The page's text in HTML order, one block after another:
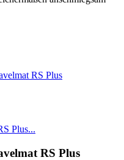
Plus...
RS Plus